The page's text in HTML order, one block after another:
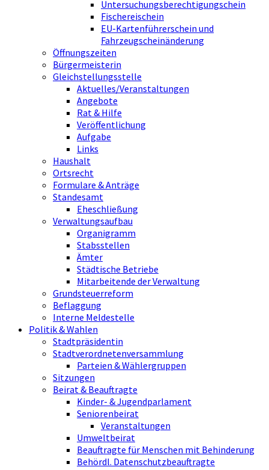
Untersuchungsberechtigungschein
Fischereischein
EU-Kartenführerschein und
Fahrzeugscheinänderung
Öffnungszeiten
Bürgermeisterin
Gleichstellungsstelle
Aktuelles/Veranstaltungen
Angebote
Rat & Hilfe
Veröffentlichung
Aufgabe
Links
Haushalt
Ortsrecht
Formulare & Anträge
Standesamt
Eheschließung
Verwaltungsaufbau
Organigramm
Stabsstellen
Ämter
Städtische Betriebe
Mitarbeitende der Verwaltung
Grundsteuerreform
Beflaggung
Interne Meldestelle
Politik & Wahlen
Stadtpräsidentin
Stadtverordnetenversammlung
Parteien & Wählergruppen
Sitzungen
Beirat & Beauftragte
Kinder- & Jugendparlament
Seniorenbeirat
Veranstaltungen
Umweltbeirat
Beauftragte für Menschen mit Behinderung
Behördl. Datenschutzbeauftragte